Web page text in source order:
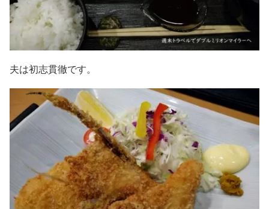
夫は初志貫徹です。